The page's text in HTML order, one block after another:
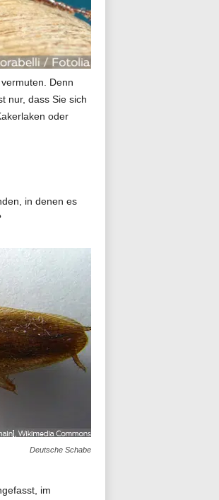
Denn
nur, dass Sie sich
oder
in denen es
Deutsche Schabe
im